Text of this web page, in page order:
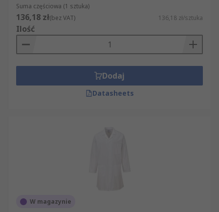
Suma częściowa (1 sztuka)
136,18 zł(bez VAT) 136,18 zł/sztuka
Ilość
Dodaj
Datasheets
W magazynie